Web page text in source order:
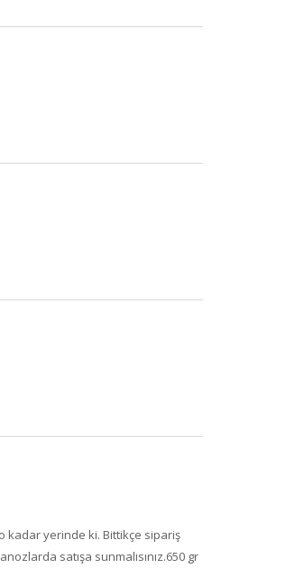
kadar yerinde ki. Bittikçe sipariş
satışa sunmalısınız.650 gr